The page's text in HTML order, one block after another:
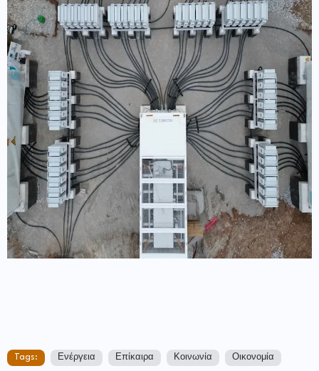
Tags: Ενέργεια Επίκαιρα Κοινωνία Οικονομία